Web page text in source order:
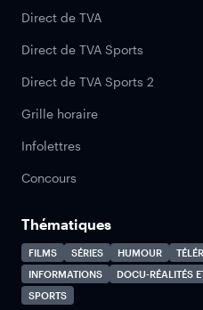
Direct de TVA
Direct de TVA Sports
Direct de TVA Sports 2
Grille horaire
Infolettres
Concours
Thématiques
FILMS SÉRIES HUMOUR
INFORMATIONS
DOCU-RÉALITÉS
SPORTS